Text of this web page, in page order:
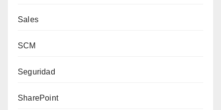
Sales
SCM
Seguridad
SharePoint